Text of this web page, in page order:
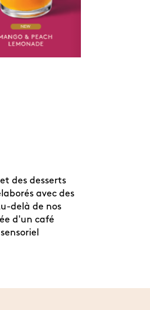
des desserts
avec des
delà de nos
d'un café